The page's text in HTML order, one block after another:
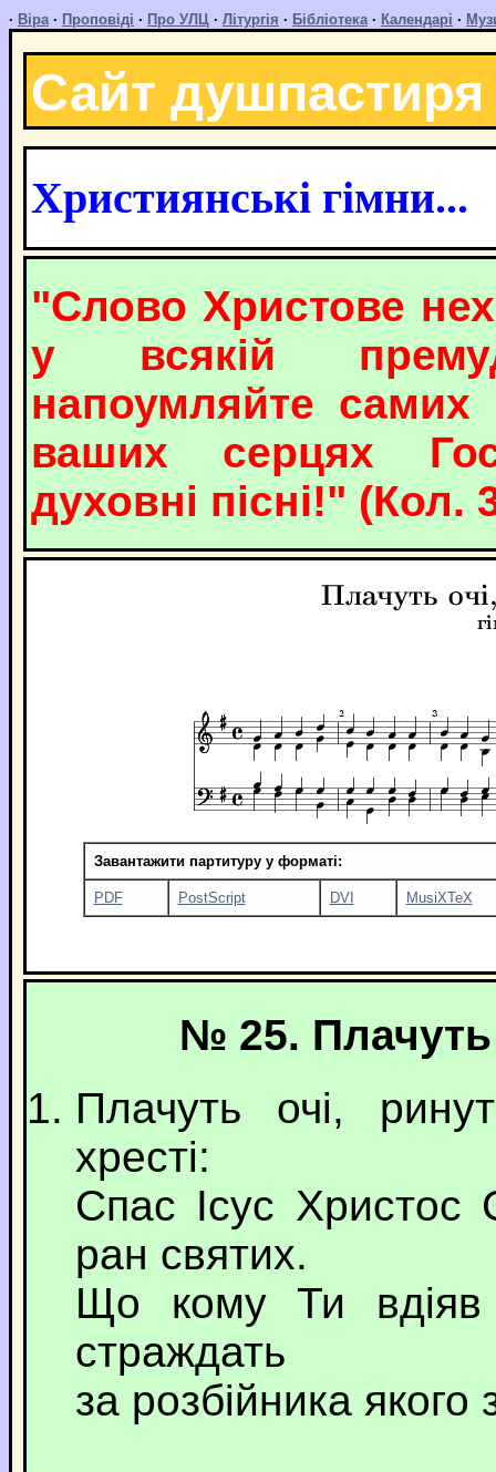
· Віра· Проповіді · Про УЛЦ · Літургія · Бібліотека· Календарі ·
Сайт
Християнські гімни...
"Слово Христове
у всякій
напоумляйте самих
ваших серцях
духовні пісні!" (Кол.
Завантажити партитуру у форматі:
PDF PostScript DVI MusiXTeX
№ 25. Плачуть
Плачуть очі,
хресті:
Спас Ісус Христос
ран святих.
Що кому Ти
страждать
за розбійника якого